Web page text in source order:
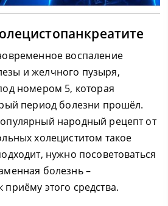
воспаление
и желчного пузыря,
номером 5, которая
период болезни прошёл.
народный рецепт от
холециститом такое
нужно посоветоваться
болезнь –
этого средства.